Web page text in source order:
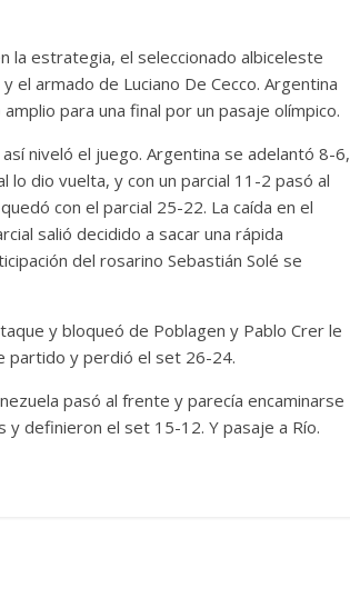
la estrategia, el seleccionado albiceleste
el armado de Luciano De Cecco. Argentina
para una final por un pasaje olímpico.
niveló el juego. Argentina se adelantó 8-6,
dio vuelta, y con un parcial 11-2 pasó al
con el parcial 25-22. La caída en el
salió decidido a sacar una rápida
del rosarino Sebastián Solé se
y bloqueó de Poblagen y Pablo Crer le
partido y perdió el set 26-24.
pasó al frente y parecía encaminarse
y definieron el set 15-12. Y pasaje a Río.